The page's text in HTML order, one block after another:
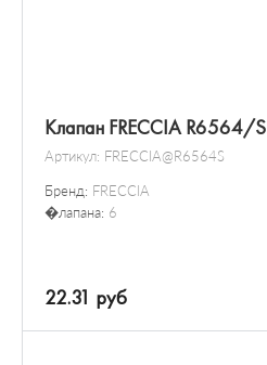
Клапан FRECCIA R6564/S
Артикул: FRECCIA@R6564S
Бренд: FRECCIA
�лапана: 6
22.31 руб